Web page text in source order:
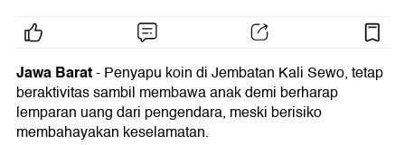
Jawa Barat- Penyapu koin di Jembatan Kali Sewo, tetap
beraktivitas sambil membawa anak demi berharap
lemparan uang dari pengendara, meski berisiko
membahayakan keselamatan.